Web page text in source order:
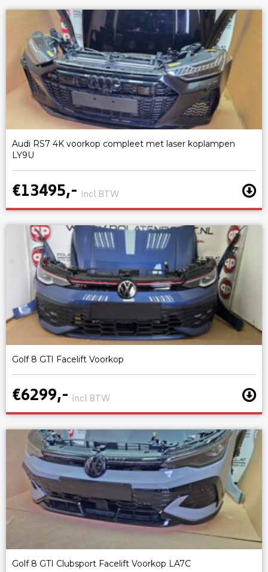
Audi RS7 4K voorkop compleet met laser koplampen
LY9U
€13495,- incl BTW
Golf 8 GTI Facelift Voorkop
€6299,- incl BTW
Golf 8 GTI Clubsport Facelift Voorkop LA7C